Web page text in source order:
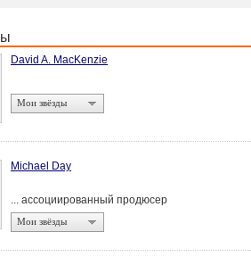
David A. MacKenzie
Мои звёзды
Michael Day
... ассоциированный продюсер
Мои звёзды